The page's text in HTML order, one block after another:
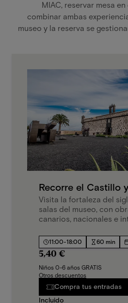
MIAC, reservar mesa
combinar ambas
museo y la reserva se
Recorre el Castillo
Visita la fortaleza del
salas del museo, con
canarios, nacionales e
11:00-18:00 60 min
5,40 €
Niños 0-6 años GRATIS
Otros descuentos
Compra tus entradas
Incluido